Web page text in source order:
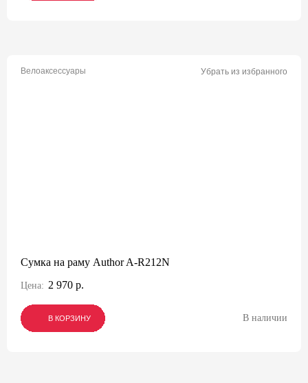
Велоаксессуары Убрать из избранного
Сумка на раму Author A-R212N
Цена: 2 970 р.
В КОРЗИНУ
В КОРЗИНУ
В КОРЗИНУ В наличии